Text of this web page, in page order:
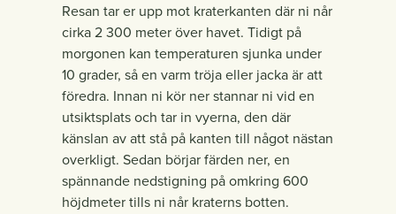
Resan tar er upp mot kraterkanten där ni når
cirka 2 300 meter över havet. Tidigt på
morgonen kan temperaturen sjunka under
10 grader, så en varm tröja eller jacka är att
föredra. Innan ni kör ner stannar ni vid en
utsiktsplats och tar in vyerna, den där
känslan av att stå på kanten till något nästan
overkligt. Sedan börjar färden ner, en
spännande nedstigning på omkring 600
höjdmeter tills ni når kraterns botten.